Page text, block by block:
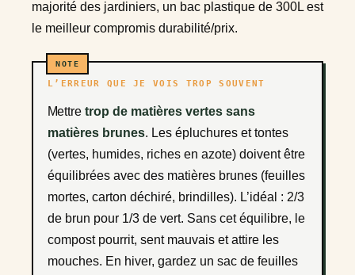
majorité des jardiniers, un bac plastique de 300L est
le meilleur compromis durabilité/prix.
L’ERREUR QUE JE VOIS TROP SOUVENT
Mettretrop de matières vertes sans
matières brunes. Les épluchures et tontes
(vertes, humides, riches en azote) doivent être
équilibrées avec des matières brunes (feuilles
mortes, carton déchiré, brindilles). L’idéal : 2/3
de brun pour 1/3 de vert. Sans cet équilibre, le
compost pourrit, sent mauvais et attire les
mouches. En hiver, gardez un sac de feuilles